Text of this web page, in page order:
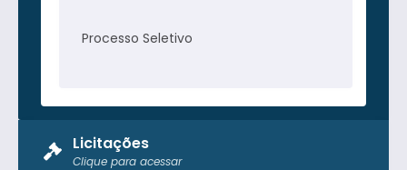
Processo Seletivo
Licitações
Clique para acessar